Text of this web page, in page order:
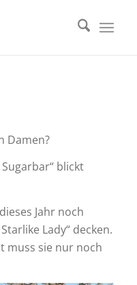
Damen?
blickt
Jahr noch
Lady“ decken.
muss sie nur noch